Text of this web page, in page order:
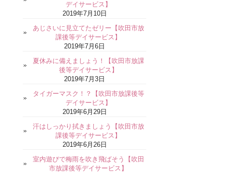
デイサービス】
2019年7月10日
あじさいに見立てたゼリー【吹田市放
課後等デイサービス】
2019年7月6日
夏休みに備えましょう！【吹田市放課
後等デイサービス】
2019年7月3日
タイガーマスク！？【吹田市放課後等
デイサービス】
2019年6月29日
汗はしっかり拭きましょう【吹田市放
課後等デイサービス】
2019年6月26日
室内遊びで梅雨を吹き飛ばそう【吹田
市放課後等デイサービス】